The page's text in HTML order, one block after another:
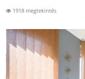
1918 megtekintés